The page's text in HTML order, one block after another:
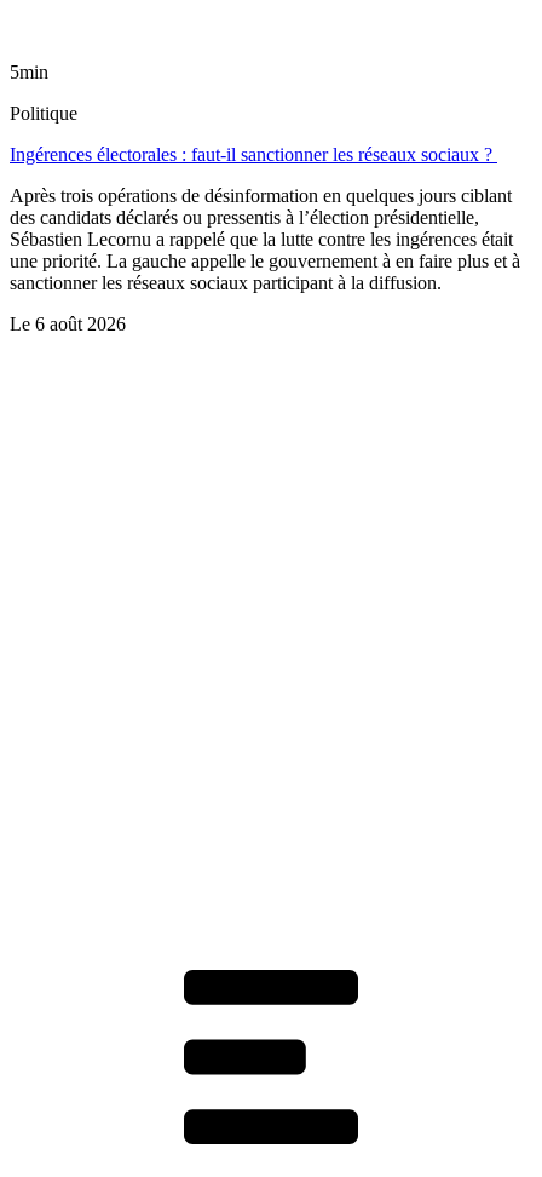
5min
Politique
Ingérences électorales : faut-il sanctionner les réseaux sociaux ?
Après trois opérations de désinformation en quelques jours ciblant
des candidats déclarés ou pressentis à l’élection présidentielle,
Sébastien Lecornu a rappelé que la lutte contre les ingérences était
une priorité. La gauche appelle le gouvernement à en faire plus et à
sanctionner les réseaux sociaux participant à la diffusion.
Le 6 août 2026